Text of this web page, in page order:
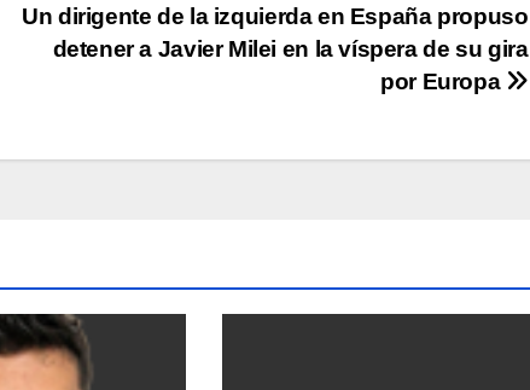
Un dirigente de la izquierda en España propuso
detener a Javier Milei en la víspera de su gira
por Europa